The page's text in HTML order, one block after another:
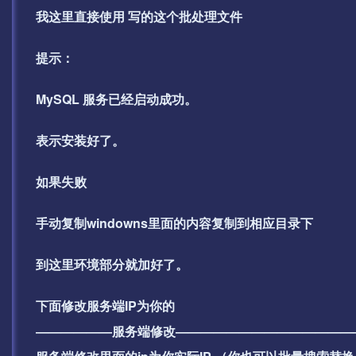
我这里直接使用 写的这个批处理文件
提示：
MySQL 服务已经启动成功。
表示安装好了。
如果失败
手动复制windowns里面的内容复制到相应目录下
到这里环境部分就加好了。
下面修改服务端IP为你的
——————服务端修改